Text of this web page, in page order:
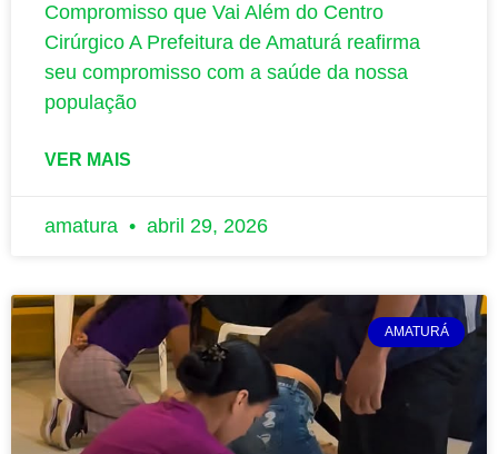
Compromisso que Vai Além do Centro
Cirúrgico A Prefeitura de Amaturá reafirma
seu compromisso com a saúde da nossa
população
VER MAIS
amatura abril 29, 2026
AMATURÁ